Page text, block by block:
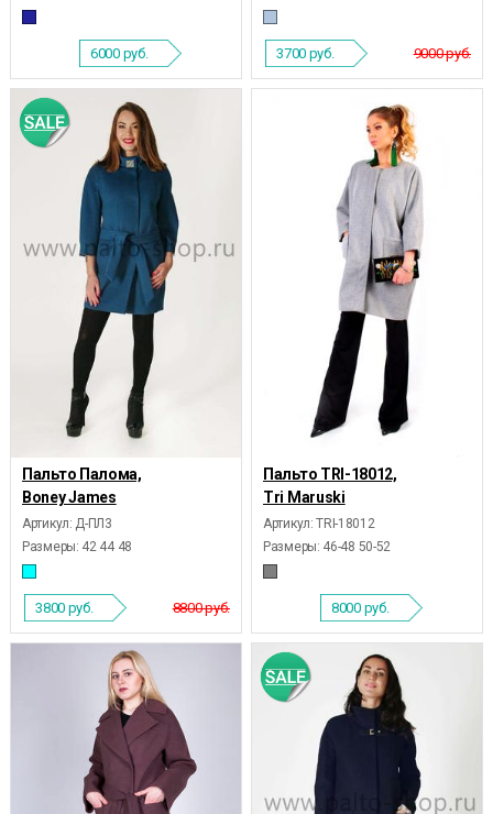
6000 руб. 9000 руб.
3700 руб.
Пальто Палома,
Boney James
Артикул: Д-ПЛ3
Размеры: 42 44 48
8800 руб.
3800 руб.
Пальто TRI-18012,
Tri Maruski
Артикул: TRI-18012
Размеры: 46-48 50-52
8000 руб.